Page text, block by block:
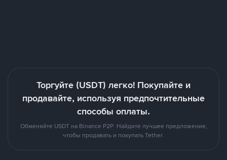
Торгуйте (USDT) легко! Покупайте и
продавайте, используя предпочтительные
способы оплаты.
Обменяйте USDT на Binance P2P. Найдите лучшее предложение,
чтобы продавать и покупать Tether.